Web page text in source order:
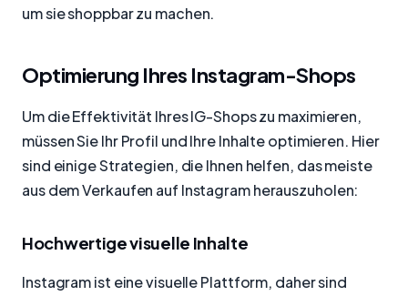
um sie shoppbar zu machen.
Optimierung Ihres Instagram-Shops
Um die Effektivität Ihres IG-Shops zu maximieren,
müssen Sie Ihr Profil und Ihre Inhalte optimieren. Hier
sind einige Strategien, die Ihnen helfen, das meiste
aus dem Verkaufen auf Instagram herauszuholen:
Hochwertige visuelle Inhalte
Instagram ist eine visuelle Plattform, daher sind